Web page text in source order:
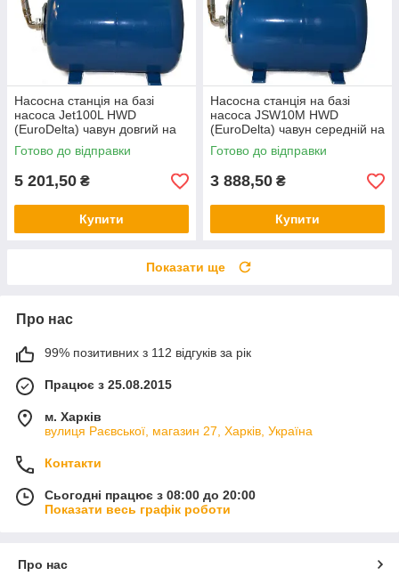
Насосна станція на базі
насоса Jet100L HWD
(EuroDelta) чавун довгий на
баку 50л (гарантія 2 роки)
Готово до відправки
5 201,50 ₴
Купити
Насосна станція на базі
насоса JSW10M HWD
(EuroDelta) чавун середній на
баку 50л (гарантія 2 роки)
Готово до відправки
3 888,50 ₴
Купити
Показати ще
Про нас
99% позитивних з 112 відгуків за рік
Працює з 25.08.2015
м. Харків
вулиця Раєвської, магазин 27, Харків, Україна
Контакти
Сьогодні працює з 08:00 до 20:00
Показати весь графік роботи
Про нас